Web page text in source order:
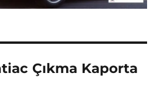
Çıkma Kaporta